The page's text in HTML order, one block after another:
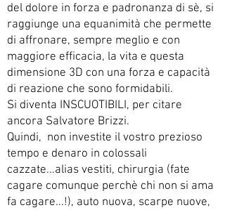
del dolore in forza e padronanza di sè, si
raggiunge una equanimità che permette
di affronare, sempre meglio e con
maggiore efficacia, la vita e questa
dimensione 3D con una forza e capacità
di reazione che sono formidabili.
Si diventa INSCUOTIBILI, per citare
ancora Salvatore Brizzi.
Quindi, non investite il vostro prezioso
tempo e denaro in colossali
cazzate...alias vestiti, chirurgia (fate
cagare comunque perchè chi non si ama
fa cagare...!), auto nuova, scarpe nuove,